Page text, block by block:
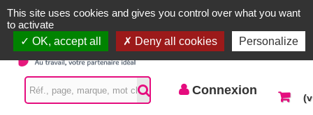
Contactez-nous
Connexion
This site uses cookies and gives you control over what you want
to activate
OK, accept all
Deny all cookies Personalize